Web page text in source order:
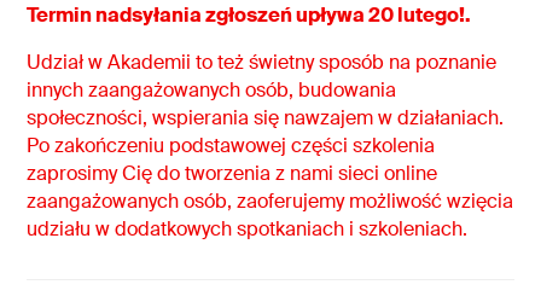
Termin nadsyłania zgłoszeń upływa 20 lutego!.
Udział w Akademii to też świetny sposób na poznanie
innych zaangażowanych osób, budowania
społeczności, wspierania się nawzajem w działaniach.
Po zakończeniu podstawowej części szkolenia
zaprosimy Cię do tworzenia z nami sieci online
zaangażowanych osób, zaoferujemy możliwość wzięcia
udziału w dodatkowych spotkaniach i szkoleniach.